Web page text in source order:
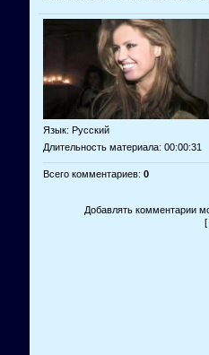
Язык: Русский
Длительность материала: 00:00:31
Всего комментариев: 0
Добавлять комментарии
[